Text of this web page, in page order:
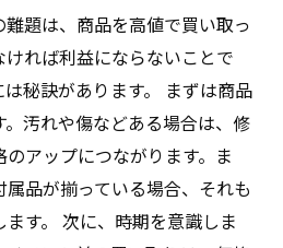
題は、商品を高値で買い取っ
れば利益にならないことで
秘訣があります。 まずは商品
汚れや傷などある場合は、修
アップにつながります。ま
品が揃っている場合、それも
す。 次に、時期を意識しま